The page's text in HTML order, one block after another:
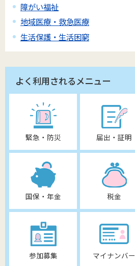
障がい福祉
地域医療・救急医療
生活保護・生活困窮
よく利用されるメニュー
緊急・防災 届出・証明
国保・年金 税金
参加募集 マイナンバー